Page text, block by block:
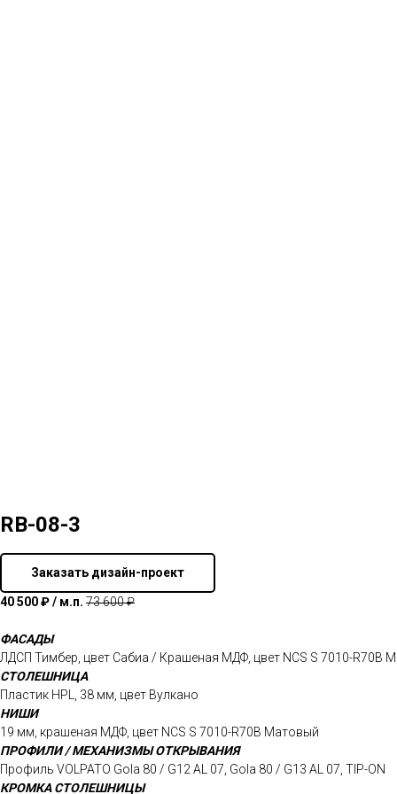
RB-08-3
Заказать дизайн-проект
40 500 ₽ / м.п. 73 600 ₽
ФАСАДЫ
ЛДСП Тимбер, цвет Сабиа / Крашеная МДФ, цвет NCS S 7010-R70B
СТОЛЕШНИЦА
Пластик HPL, 38 мм, цвет Вулкано
НИШИ
19 мм, крашеная МДФ, цвет NCS S 7010-R70B Матовый
ПРОФИЛИ / МЕХАНИЗМЫ ОТКРЫВАНИЯ
Профиль VOLPATO Gola 80 / G12 AL 07, Gola 80 / G13 AL 07, TIP-ON
КРОМКА СТОЛЕШНИЦЫ